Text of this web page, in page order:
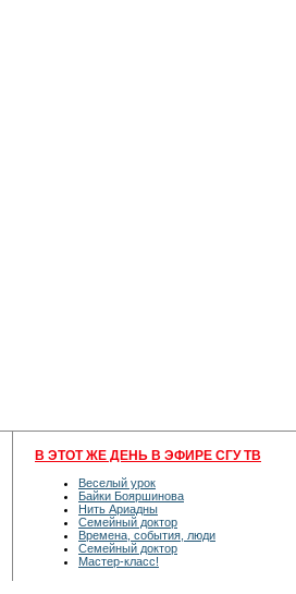
В ЭТОТ ЖЕ ДЕНЬ В ЭФИРЕ СГУ ТВ
Веселый урок
Байки Бояршинова
Нить Ариадны
Семейный доктор
Времена, события, люди
Семейный доктор
Мастер-класс!